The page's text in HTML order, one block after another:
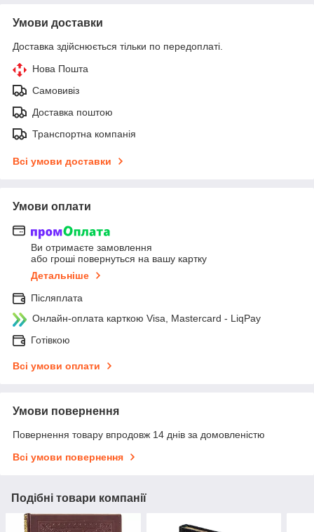
Умови доставки
Доставка здійснюється тільки по передоплаті.
Нова Пошта
Самовивіз
Доставка поштою
Транспортна компанія
Всі умови доставки
Умови оплати
Ви отримаєте замовлення
або гроші повернуться на вашу картку
Детальніше
Післяплата
Онлайн-оплата карткою Visa, Mastercard - LiqPay
Готівкою
Всі умови оплати
Умови повернення
Повернення товару впродовж 14 днів за домовленістю
Всі умови повернення
Подібні товари компанії